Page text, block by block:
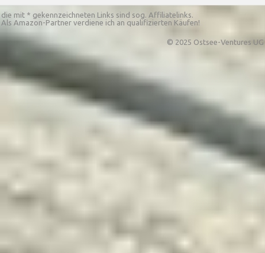
die mit * gekennzeichneten Links sind sog. Affiliatelinks.
Als Amazon-Partner verdiene ich an qualifizierten Käufen!
© 2025 Ostsee-Ventures UG